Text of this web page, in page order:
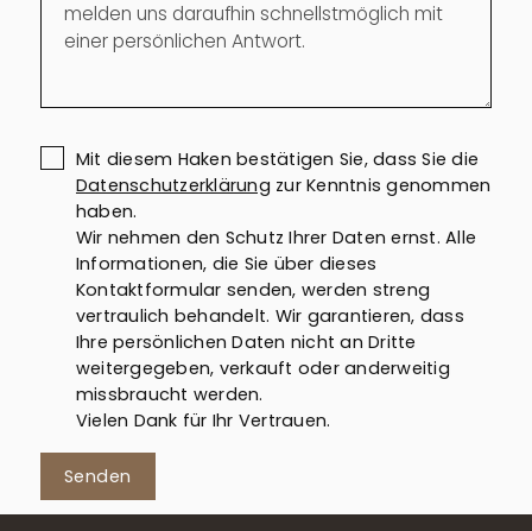
Mit diesem Haken bestätigen Sie, dass Sie die
Datenschutzerklärung zur Kenntnis genommen
haben.
Wir nehmen den Schutz Ihrer Daten ernst. Alle
Informationen, die Sie über dieses
Kontaktformular senden, werden streng
vertraulich behandelt. Wir garantieren, dass
Ihre persönlichen Daten nicht an Dritte
weitergegeben, verkauft oder anderweitig
missbraucht werden.
Vielen Dank für Ihr Vertrauen.
Senden